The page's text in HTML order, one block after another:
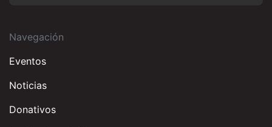
Navegación
Eventos
Noticias
Donativos